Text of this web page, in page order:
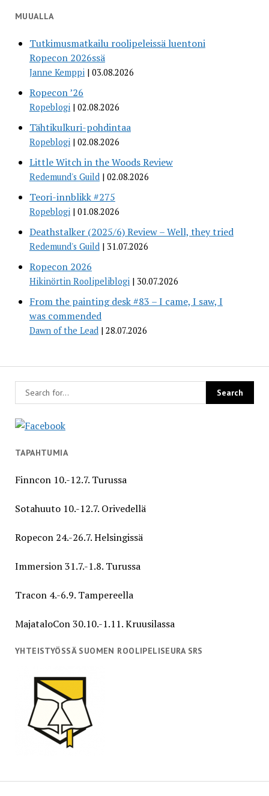
MUUALLA
Tutkimusmatkailu roolipeleissä luentoni
Ropecon 2026ssä
Janne Kemppi 03.08.2026
Ropecon ’26
Ropeblogi 02.08.2026
Tähtikulkuri-pohdintaa
Ropeblogi 02.08.2026
Little Witch in the Woods Review
Redemund's Guild 02.08.2026
Teori-innblikk #275
Ropeblogi 01.08.2026
Deathstalker (2025/6) Review – Well, they tried
Redemund's Guild 31.07.2026
Ropecon 2026
Hikinörtin Roolipeliblogi 30.07.2026
From the painting desk #83 – I came, I saw, I
was commended
Dawn of the Lead 28.07.2026
TAPAHTUMIA
Finncon 10.-12.7. Turussa
Sotahuuto 10.-12.7. Orivedellä
Ropecon 24.-26.7. Helsingissä
Immersion 31.7.-1.8. Turussa
Tracon 4.-6.9. Tampereella
MajataloCon 30.10.-1.11. Kruusilassa
YHTEISTYÖSSÄ SUOMEN ROOLIPELISEURA SRS